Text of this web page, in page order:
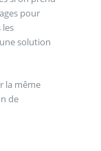
pour
solution
la même
de